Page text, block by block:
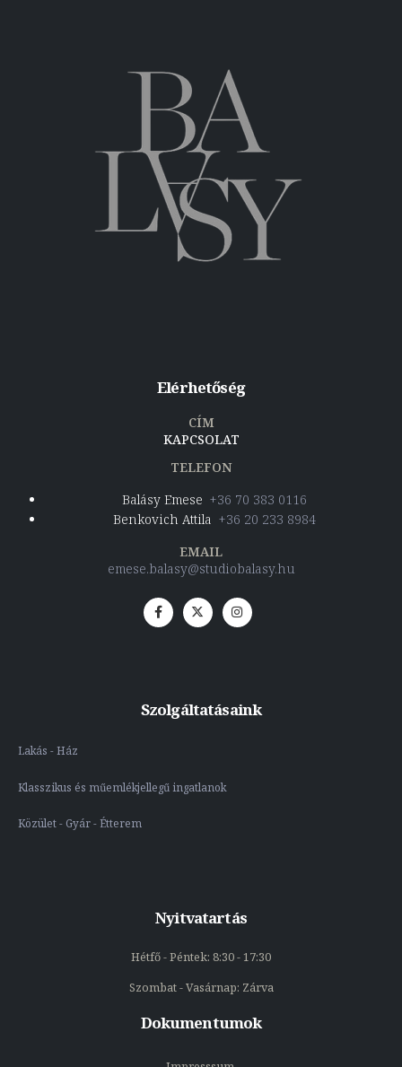
Elérhetőség
CÍM
KAPCSOLAT
TELEFON
Balásy Emese +36 70 383 0116
Benkovich Attila +36 20 233 8984
EMAIL
emese.balasy@studiobalasy.hu
Szolgáltatásaink
Lakás - Ház
Klasszikus és műemlékjellegű ingatlanok
Közület - Gyár - Étterem
Nyitvatartás
Hétfő - Péntek: 8:30 - 17:30
Szombat - Vasárnap: Zárva
Dokumentumok